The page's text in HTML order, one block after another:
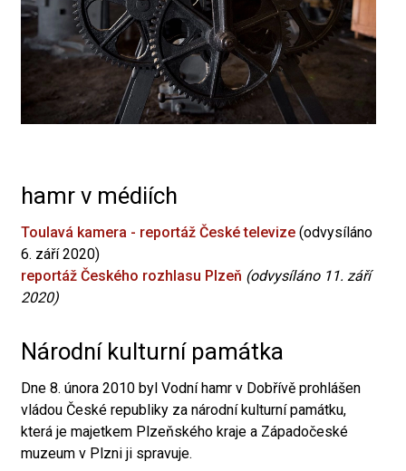
hamr v médiích
Toulavá kamera - reportáž České televize (odvysíláno
6. září 2020)
reportáž Českého rozhlasu Plzeň (odvysíláno 11. září
2020)
Národní kulturní památka
Dne 8. února 2010 byl Vodní hamr v Dobřívě prohlášen
vládou České republiky za národní kulturní památku,
která je majetkem Plzeňského kraje a Západočeské
muzeum v Plzni ji spravuje.